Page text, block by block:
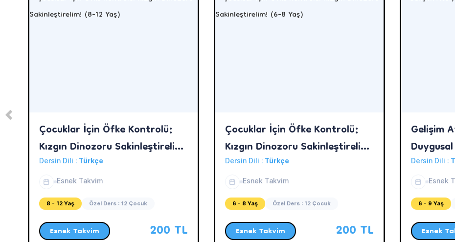
Çocuklar İçin Öfke Kontrolü:
Kızgın Dinozoru Sakinleştirelim!
(8-12 Yaş)
Dersin Dili : Türkçe
Esnek Takvim
8 - 12 Yaş Özel Ders : 12 Çocuk
Esnek Takvim 200 TL
Çocuklar İçin Öfke Kontrolü:
Kızgın Dinozoru Sakinleştirelim!
(6-8 Yaş)
Dersin Dili : Türkçe
Esnek Takvim
6 - 8 Yaş Özel Ders : 12 Çocuk
Esnek Takvim 200 TL
Gelişim
Dersin Dili :
Esnek
6 - 9 Yaş
Esnek